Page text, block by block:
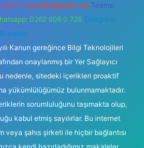
backlinkpaneli@gmail.com Teams:
0262 606 0 726 Telegram:
Kanun gereğince Bilgi Teknolojileri
onaylanmış bir Yer Sağlayıcı
nedenle, sitedeki içerikleri proaktif
yükümlülüğümüz bulunmamaktadır.
sorumluluğunu taşımakta olup,
kabul etmiş sayılırlar. Bu internet
şahıs şirketi ile hiçbir bağlantısı